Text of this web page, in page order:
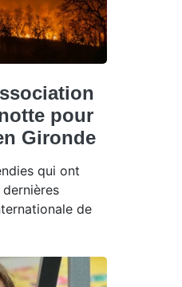
pour
Gironde
qui ont
de